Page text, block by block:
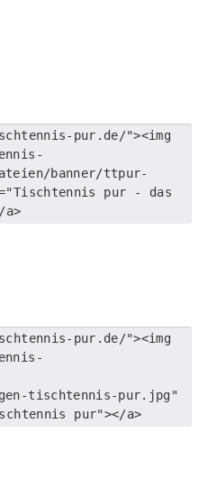
pur.de/"><img
banner/ttpur-
pur - das
pur.de/"><img
tischtennis-pur.jpg"
pur"></a>